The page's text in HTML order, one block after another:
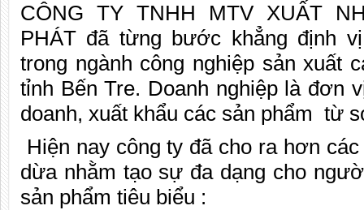
CÔNG TY TNHH MTV XUẤT
PHÁT đã từng bước khẳng định
trong ngành công nghiệp sản xuất
tỉnh Bến Tre. Doanh nghiệp là đơn
doanh, xuất khẩu các sản phẩm từ
Hiện nay công ty đã cho ra hơn
dừa nhằm tạo sự đa dạng cho
sản phẩm tiêu biểu :